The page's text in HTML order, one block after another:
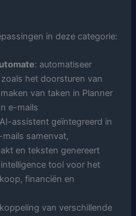
in deze categorie:
: automatiseer
het doorsturen van
van taken in Planner
e-mails
assistent geïntegreerd in
samenvat,
en teksten genereert
tool voor het
financiën en
van verschillende